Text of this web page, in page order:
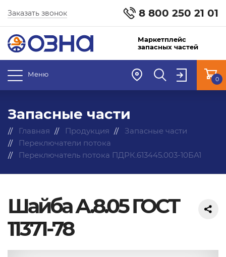
8 800 250 21 01
Заказать звонок
Маркетплейс
запасных частей
Меню
0
Запасные части
Главная Продукция
Запасные части
Переключатели потока
Переключатель потока ПДРК.613445.003-10БА1
Шайба А.8.05 ГОСТ
11371-78